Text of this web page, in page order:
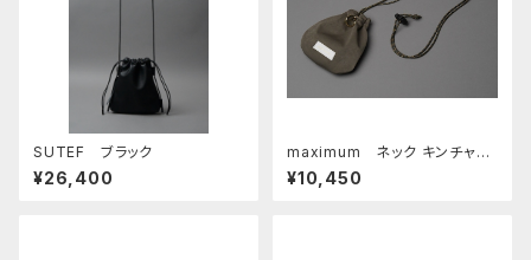
SUTEF ブラック
¥26,400
maximum ネック キンチャ
ク □オリーブ・ホワイト□
¥10,450